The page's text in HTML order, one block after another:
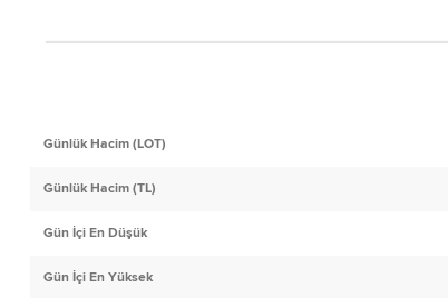
Günlük Hacim (LOT)
Günlük Hacim (TL)
Gün İçi En Düşük
Gün İçi En Yüksek